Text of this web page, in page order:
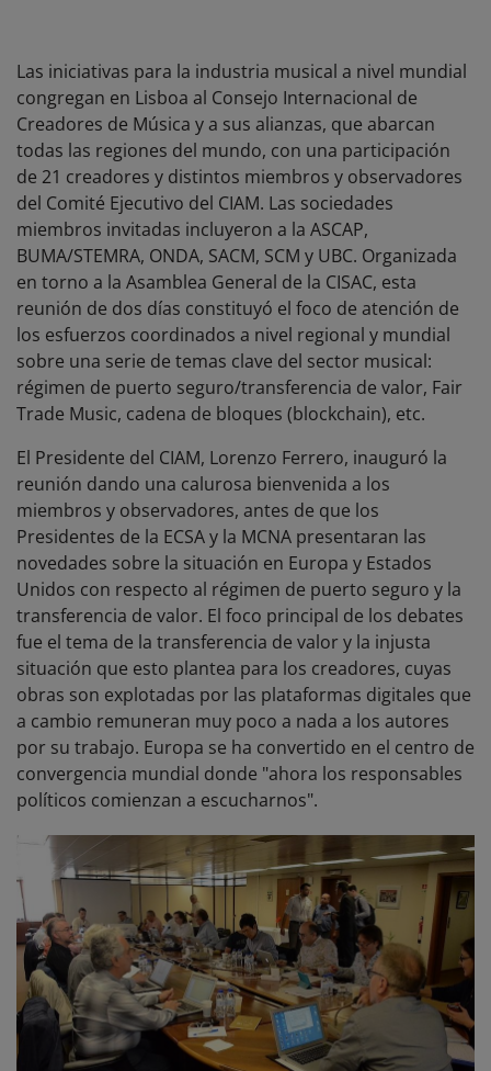
Las iniciativas para la industria musical a nivel mundial
congregan en Lisboa al Consejo Internacional de
Creadores de Música y a sus alianzas, que abarcan
todas las regiones del mundo, con una participación
de 21 creadores y distintos miembros y observadores
del Comité Ejecutivo del CIAM. Las sociedades
miembros invitadas incluyeron a la ASCAP,
BUMA/STEMRA, ONDA, SACM, SCM y UBC. Organizada
en torno a la Asamblea General de la CISAC, esta
reunión de dos días constituyó el foco de atención de
los esfuerzos coordinados a nivel regional y mundial
sobre una serie de temas clave del sector musical:
régimen de puerto seguro/transferencia de valor, Fair
Trade Music, cadena de bloques (blockchain), etc.
El Presidente del CIAM, Lorenzo Ferrero, inauguró la
reunión dando una calurosa bienvenida a los
miembros y observadores, antes de que los
Presidentes de la ECSA y la MCNA presentaran las
novedades sobre la situación en Europa y Estados
Unidos con respecto al régimen de puerto seguro y la
transferencia de valor. El foco principal de los debates
fue el tema de la transferencia de valor y la injusta
situación que esto plantea para los creadores, cuyas
obras son explotadas por las plataformas digitales que
a cambio remuneran muy poco a nada a los autores
por su trabajo. Europa se ha convertido en el centro de
convergencia mundial donde "ahora los responsables
políticos comienzan a escucharnos".